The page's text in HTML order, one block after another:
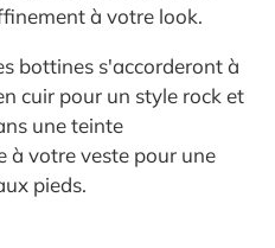
à votre look.
bottines s'accorderont à
cuir pour un style rock et
une teinte
à votre veste pour une
pieds.